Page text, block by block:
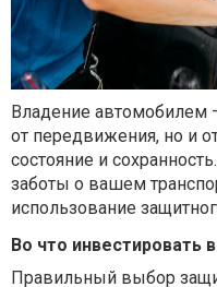
Владение автомобилем
от передвижения, но и
состояние и
заботы о вашем
использование
Во что инвестировать
Правильный выбор